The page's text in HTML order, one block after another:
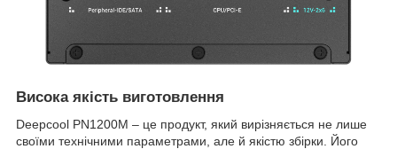
Висока якість виготовлення
Deepcool PN1200M – це продукт, який вирізняється не лише
своїми технічними параметрами, але й якістю збірки. Його